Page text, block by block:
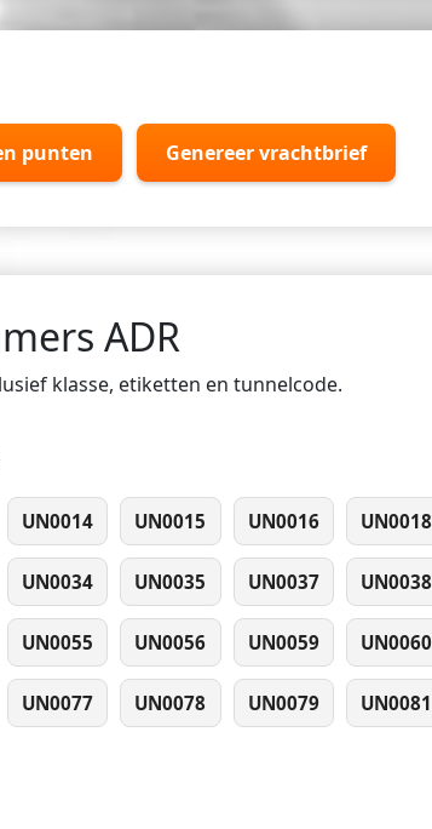
punten
Genereer vrachtbrief
ADR
klasse, etiketten en tunnelcode.
UN0014 UN0015 UN0016 UN0018
UN0034 UN0035 UN0037 UN0038
UN0055 UN0056 UN0059 UN0060
UN0077 UN0078 UN0079 UN0081